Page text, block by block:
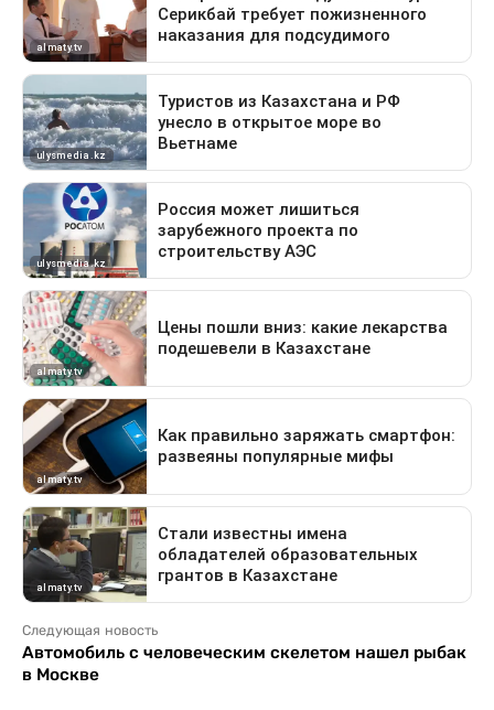
Следующая новость
Автомобиль с человеческим скелетом нашел рыбак
в Москве